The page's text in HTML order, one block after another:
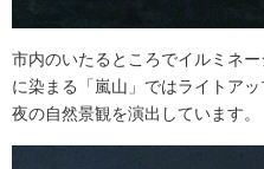
市内のいたるところでイルミネ
に染まる「嵐山」ではライトア
夜の自然景観を演出しています。